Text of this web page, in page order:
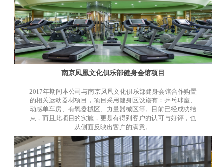
南京凤凰文化俱乐部健身会馆项目
2017年期间本公司与南京凤凰文化俱乐部健身会馆合作购置
的相关运动器材项目，项目采用健身区设施有：乒乓球室、
动感单车房、有氧器械区、力量器械区等。目前已经成功结
束，而且此项目的实施，更是有得到客户的认可与好评，也
从侧面反映出客户的满意。